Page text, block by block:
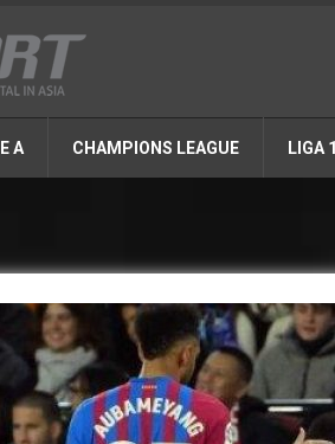
A CHAMPIONS LEAGUE LIGA 1